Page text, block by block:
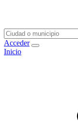
Acceder
Inicio